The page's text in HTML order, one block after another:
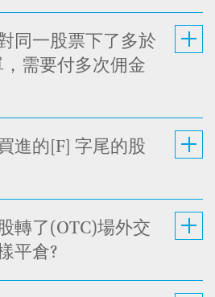
同一股票下了多於
需要付多次佣金
進的[F] 字尾的股
轉了(OTC)場外交
平倉?